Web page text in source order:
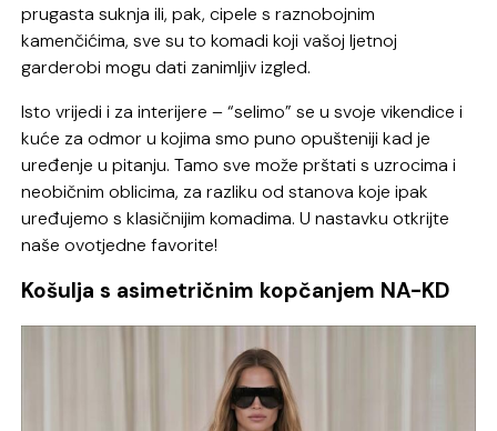
prugasta suknja ili, pak, cipele s raznobojnim
kamenčićima, sve su to komadi koji vašoj ljetnoj
garderobi mogu dati zanimljiv izgled.
Isto vrijedi i za interijere – “selimo” se u svoje vikendice i
kuće za odmor u kojima smo puno opušteniji kad je
uređenje u pitanju. Tamo sve može prštati s uzrocima i
neobičnim oblicima, za razliku od stanova koje ipak
uređujemo s klasičnijim komadima. U nastavku otkrijte
naše ovotjedne favorite!
Košulja s asimetričnim kopčanjem NA-KD